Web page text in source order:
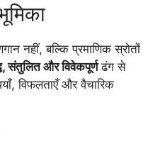
नहीं, बल्कि प्रमाणिक स्रोतों
संतुलित और विवेकपूर्णढंग से
विफलताएँ और वैचारिक